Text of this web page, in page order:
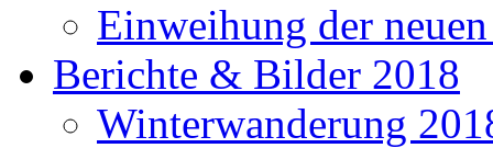
Einweihung der
Berichte & Bilder 2018
Winterwanderung